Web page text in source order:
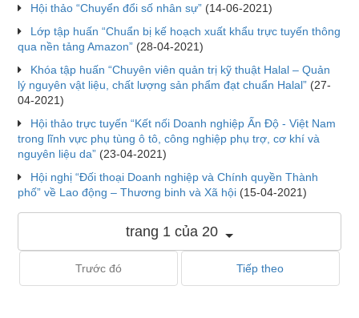
Hội thảo “Chuyển đổi số nhân sự” (14-06-2021)
Lớp tập huấn “Chuẩn bị kế hoạch xuất khẩu trực tuyến thông
qua nền tảng Amazon” (28-04-2021)
Khóa tập huấn “Chuyên viên quản trị kỹ thuật Halal – Quản
lý nguyên vật liệu, chất lượng sản phẩm đạt chuẩn Halal” (27-
04-2021)
Hội thảo trực tuyến “Kết nối Doanh nghiệp Ấn Độ - Việt Nam
trong lĩnh vực phụ tùng ô tô, công nghiệp phụ trợ, cơ khí và
nguyên liệu da” (23-04-2021)
Hội nghị “Đối thoại Doanh nghiệp và Chính quyền Thành
phố” về Lao động – Thương binh và Xã hội (15-04-2021)
trang 1 của 20
Trước đó Tiếp theo